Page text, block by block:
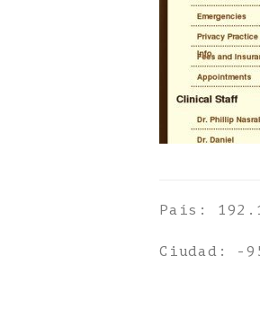
País:
Ciudad: -